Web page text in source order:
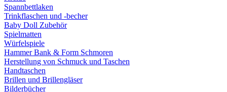
Spannbettlaken
Trinkflaschen und -becher
Baby Doll Zubehör
Spielmatten
Würfelspiele
Hammer Bank & Form Schmoren
Herstellung von Schmuck und Taschen
Handtaschen
Brillen und Brillengläser
Bilderbücher